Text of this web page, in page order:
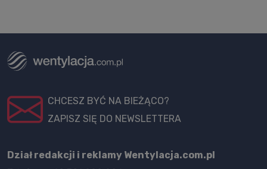
CHCESZ BYĆ NA BIEŻĄCO?
ZAPISZ SIĘ DO NEWSLETTERA
Dział redakcji i reklamy Wentylacja.com.pl